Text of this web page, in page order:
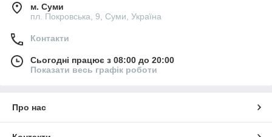
м. Суми
пл. Покровська, 9, Суми, Україна
Контакти
Сьогодні працює з 08:00 до 20:00
Показати весь графік роботи
Про нас